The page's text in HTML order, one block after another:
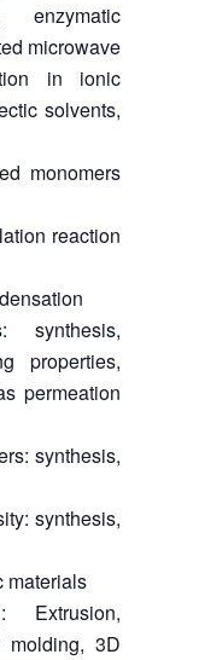
enzymatic
microwave
in ionic
solvents,
monomers
reaction
synthesis,
properties,
permeation
synthesis,
synthesis,
materials
Extrusion,
molding, 3D